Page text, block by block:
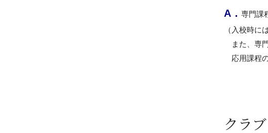
A． 専門課
（入校時に
また、専
応用課程の
クラ